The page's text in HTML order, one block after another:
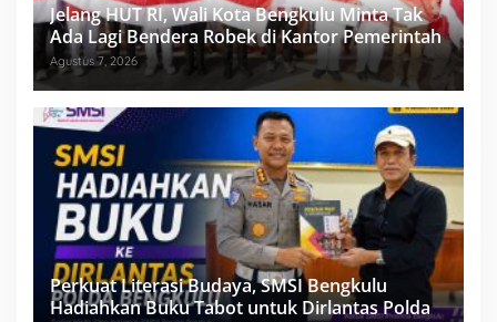
Jelang HUT RI, Wali Kota Bengkulu Minta Tak
Ada Lagi Bendera Robek di Kantor Pemerintah
Agustus 7, 2026
Perkuat Literasi Budaya, SMSI Bengkulu
Hadiahkan Buku Tabot untuk Dirlantas Polda